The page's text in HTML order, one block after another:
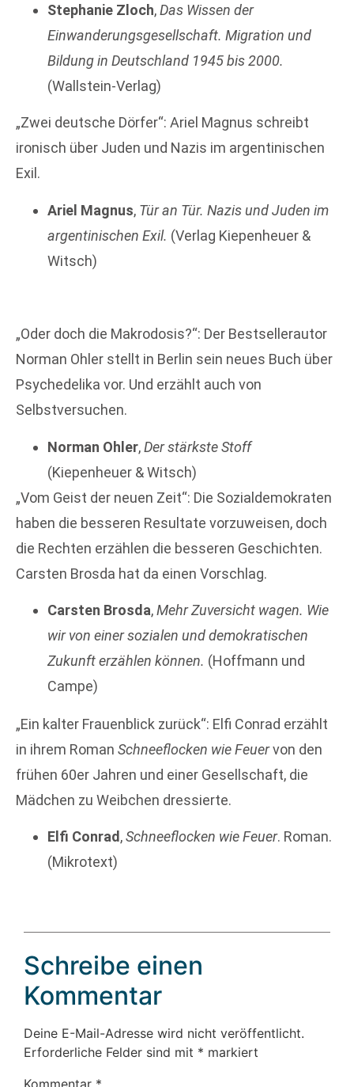
Stephanie Zloch,Das Wissen der
Einwanderungsgesellschaft. Migration und
Bildung in Deutschland 1945 bis 2000.
(Wallstein-Verlag)
„Zwei deutsche Dörfer“: Ariel Magnus schreibt
ironisch über Juden und Nazis im argentinischen
Exil.
Ariel Magnus, Tür an Tür. Nazis und Juden im
argentinischen Exil. (Verlag Kiepenheuer &
Witsch)
„Oder doch die Makrodosis?“: Der Bestsellerautor
Norman Ohler stellt in Berlin sein neues Buch über
Psychedelika vor. Und erzählt auch von
Selbstversuchen.
Norman Ohler,Der stärkste Stoff
(Kiepenheuer & Witsch)
„Vom Geist der neuen Zeit“: Die Sozialdemokraten
haben die besseren Resultate vorzuweisen, doch
die Rechten erzählen die besseren Geschichten.
Carsten Brosda hat da einen Vorschlag.
Carsten Brosda,Mehr Zuversicht wagen. Wie
wir von einer sozialen und demokratischen
Zukunft erzählen können. (Hoffmann und
Campe)
„Ein kalter Frauenblick zurück“: Elfi Conrad erzählt
in ihrem Roman Schneeflocken wie Feuervon den
frühen 60er Jahren und einer Gesellschaft, die
Mädchen zu Weibchen dressierte.
Elfi Conrad,Schneeflocken wie Feuer. Roman.
(Mikrotext)
Schreibe einen
Kommentar
Deine E-Mail-Adresse wird nicht veröffentlicht.
Erforderliche Felder sind mit * markiert
Kommentar *